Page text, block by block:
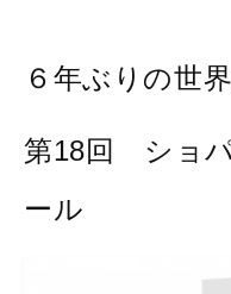
６年ぶりの世
第18回 ショ
ール